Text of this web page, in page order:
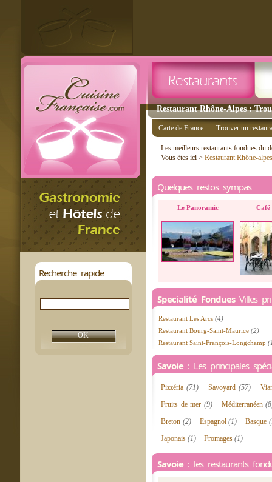
Restaurant Rhône-Alpes :
Recherche rapide
Carte de France Trouver un
Les meilleurs restaurants fondues du
Vous êtes ici > Restaurant Rhône-alpes
Quelques restos sympas
Le Panoramic Café
Specialité FonduesVilles
Restaurant Les Arcs (4)
Restaurant Bourg-Saint-Maurice (2)
Restaurant Saint-François-Longchamp
Savoie : Les principales
Pizzéria(71) Savoyard (57)
Fruits de mer (9) Méditerranéen
Breton (2) Espagnol(1) Basque
Japonais (1) Fromages(1)
Savoie : les restaurants